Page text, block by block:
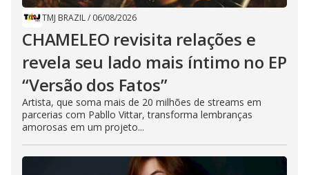
TMJ BRAZIL/ 06/08/2026
CHAMELEO revisita relações e
revela seu lado mais íntimo no EP
“Versão dos Fatos”
Artista, que soma mais de 20 milhões de streams em
parcerias com Pabllo Vittar, transforma lembranças
amorosas em um projeto...